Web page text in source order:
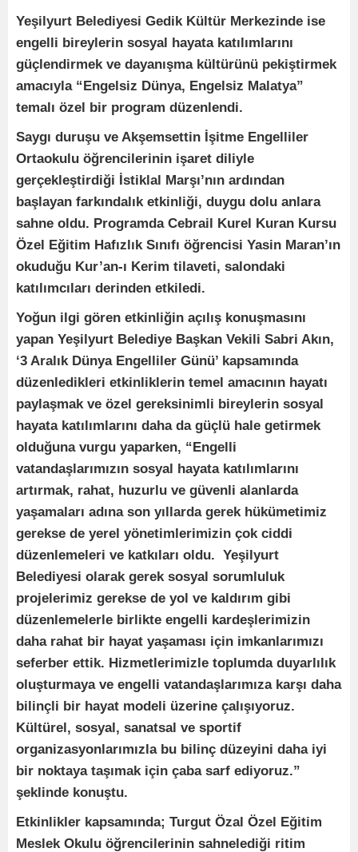
Yeşilyurt Belediyesi Gedik Kültür Merkezinde ise
engelli bireylerin sosyal hayata katılımlarını
güçlendirmek ve dayanışma kültürünü pekiştirmek
amacıyla “Engelsiz Dünya, Engelsiz Malatya”
temalı özel bir program düzenlendi.
Saygı duruşu ve Akşemsettin İşitme Engelliler
Ortaokulu öğrencilerinin işaret diliyle
gerçekleştirdiği İstiklal Marşı’nın ardından
başlayan farkındalık etkinliği, duygu dolu anlara
sahne oldu. Programda Cebrail Kurel Kuran Kursu
Özel Eğitim Hafızlık Sınıfı öğrencisi Yasin Maran’ın
okuduğu Kur’an-ı Kerim tilaveti, salondaki
katılımcıları derinden etkiledi.
Yoğun ilgi gören etkinliğin açılış konuşmasını
yapan Yeşilyurt Belediye Başkan Vekili Sabri Akın,
‘3 Aralık Dünya Engelliler Günü’ kapsamında
düzenledikleri etkinliklerin temel amacının hayatı
paylaşmak ve özel gereksinimli bireylerin sosyal
hayata katılımlarını daha da güçlü hale getirmek
olduğuna vurgu yaparken, “Engelli
vatandaşlarımızın sosyal hayata katılımlarını
artırmak, rahat, huzurlu ve güvenli alanlarda
yaşamaları adına son yıllarda gerek hükümetimiz
gerekse de yerel yönetimlerimizin çok ciddi
düzenlemeleri ve katkıları oldu. Yeşilyurt
Belediyesi olarak gerek sosyal sorumluluk
projelerimiz gerekse de yol ve kaldırım gibi
düzenlemelerle birlikte engelli kardeşlerimizin
daha rahat bir hayat yaşaması için imkanlarımızı
seferber ettik. Hizmetlerimizle toplumda duyarlılık
oluşturmaya ve engelli vatandaşlarımıza karşı daha
bilinçli bir hayat modeli üzerine çalışıyoruz.
Kültürel, sosyal, sanatsal ve sportif
organizasyonlarımızla bu bilinç düzeyini daha iyi
bir noktaya taşımak için çaba sarf ediyoruz.”
şeklinde konuştu.
Etkinlikler kapsamında; Turgut Özal Özel Eğitim
Meslek Okulu öğrencilerinin sahnelediği ritim